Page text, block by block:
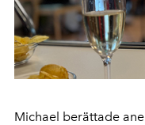
Michael berättade